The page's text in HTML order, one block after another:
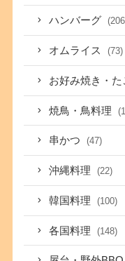
ハンバーグ
オムライス (73)
お好み焼き・た
焼鳥・鳥料理
串かつ (47)
沖縄料理 (22)
韓国料理 (100)
各国料理 (148)